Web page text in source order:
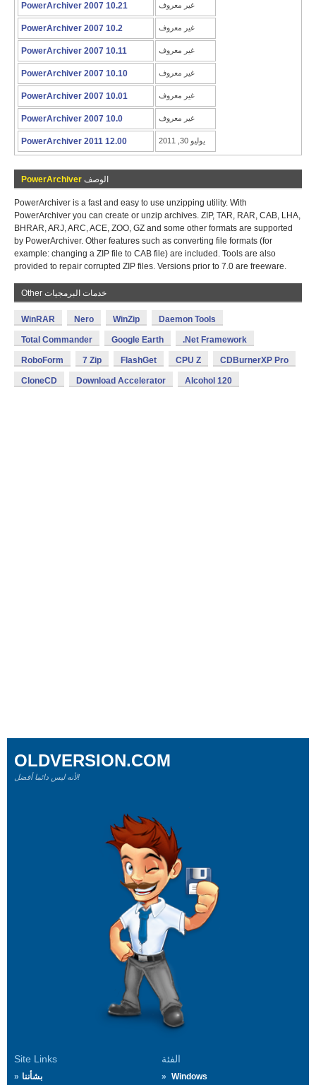
PowerArchiver 2007 10.21 غير معروف
PowerArchiver 2007 10.2 غير معروف
PowerArchiver 2007 10.11 غير معروف
PowerArchiver 2007 10.10 غير معروف
PowerArchiver 2007 10.01 غير معروف
PowerArchiver 2007 10.0 غير معروف
PowerArchiver 2011 12.00 يوليو 30, 2011
PowerArchiver الوصف
PowerArchiver is a fast and easy to use unzipping utility. With
PowerArchiver you can create or unzip archives. ZIP, TAR, RAR, CAB, LHA,
BHRAR, ARJ, ARC, ACE, ZOO, GZ and some other formats are supported
by PowerArchiver. Other features such as converting file formats (for
example: changing a ZIP file to CAB file) are included. Tools are also
provided to repair corrupted ZIP files. Versions prior to 7.0 are freeware.
Other خدمات البرمجيات
WinRAR Nero WinZip Daemon Tools
Total Commander Google Earth .Net Framework
RoboForm 7 Zip FlashGet CPU Z CDBurnerXP Pro
CloneCD Download Accelerator Alcohol 120
Site Links
بشأننا
الفئة
Windows
OLDVERSION.COM
لأنه ليس دائما أفضل!